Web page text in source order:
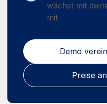
wächst mit
mit
Demo
Preise